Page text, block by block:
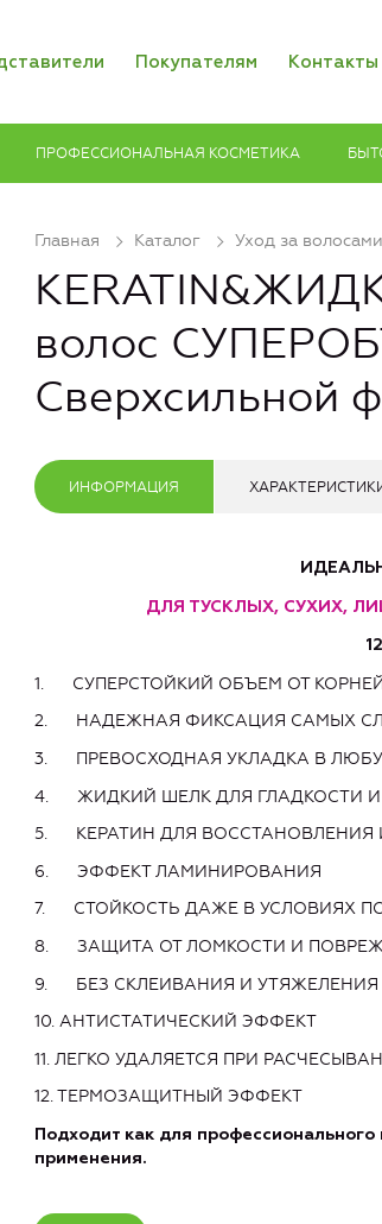
Покупателям Контакты
ПРОФЕССИОНАЛЬНАЯ КОСМЕТИКА
Главная Каталог Уход за волосами
волос
Сверхсильной
ИНФОРМАЦИЯ
ДЛЯ ТУСКЛЫХ, СУХИХ,
1. СУПЕРСТОЙКИЙ ОБЪЕМ ОТ
2. НАДЕЖНАЯ ФИКСАЦИЯ САМЫХ
3. ПРЕВОСХОДНАЯ УКЛАДКА В
4. ЖИДКИЙ ШЕЛК ДЛЯ ГЛАДКОСТИ
5. КЕРАТИН ДЛЯ ВОССТАНОВЛЕНИЯ
6. ЭФФЕКТ ЛАМИНИРОВАНИЯ
7. СТОЙКОСТЬ ДАЖЕ В УСЛОВИЯХ
8. ЗАЩИТА ОТ ЛОМКОСТИ И
9. БЕЗ СКЛЕИВАНИЯ И УТЯЖЕЛЕНИЯ
10. АНТИСТАТИЧЕСКИЙ ЭФФЕКТ
11. ЛЕГКО УДАЛЯЕТСЯ ПРИ
12. ТЕРМОЗАЩИТНЫЙ ЭФФЕКТ
Подходит как для
применения.